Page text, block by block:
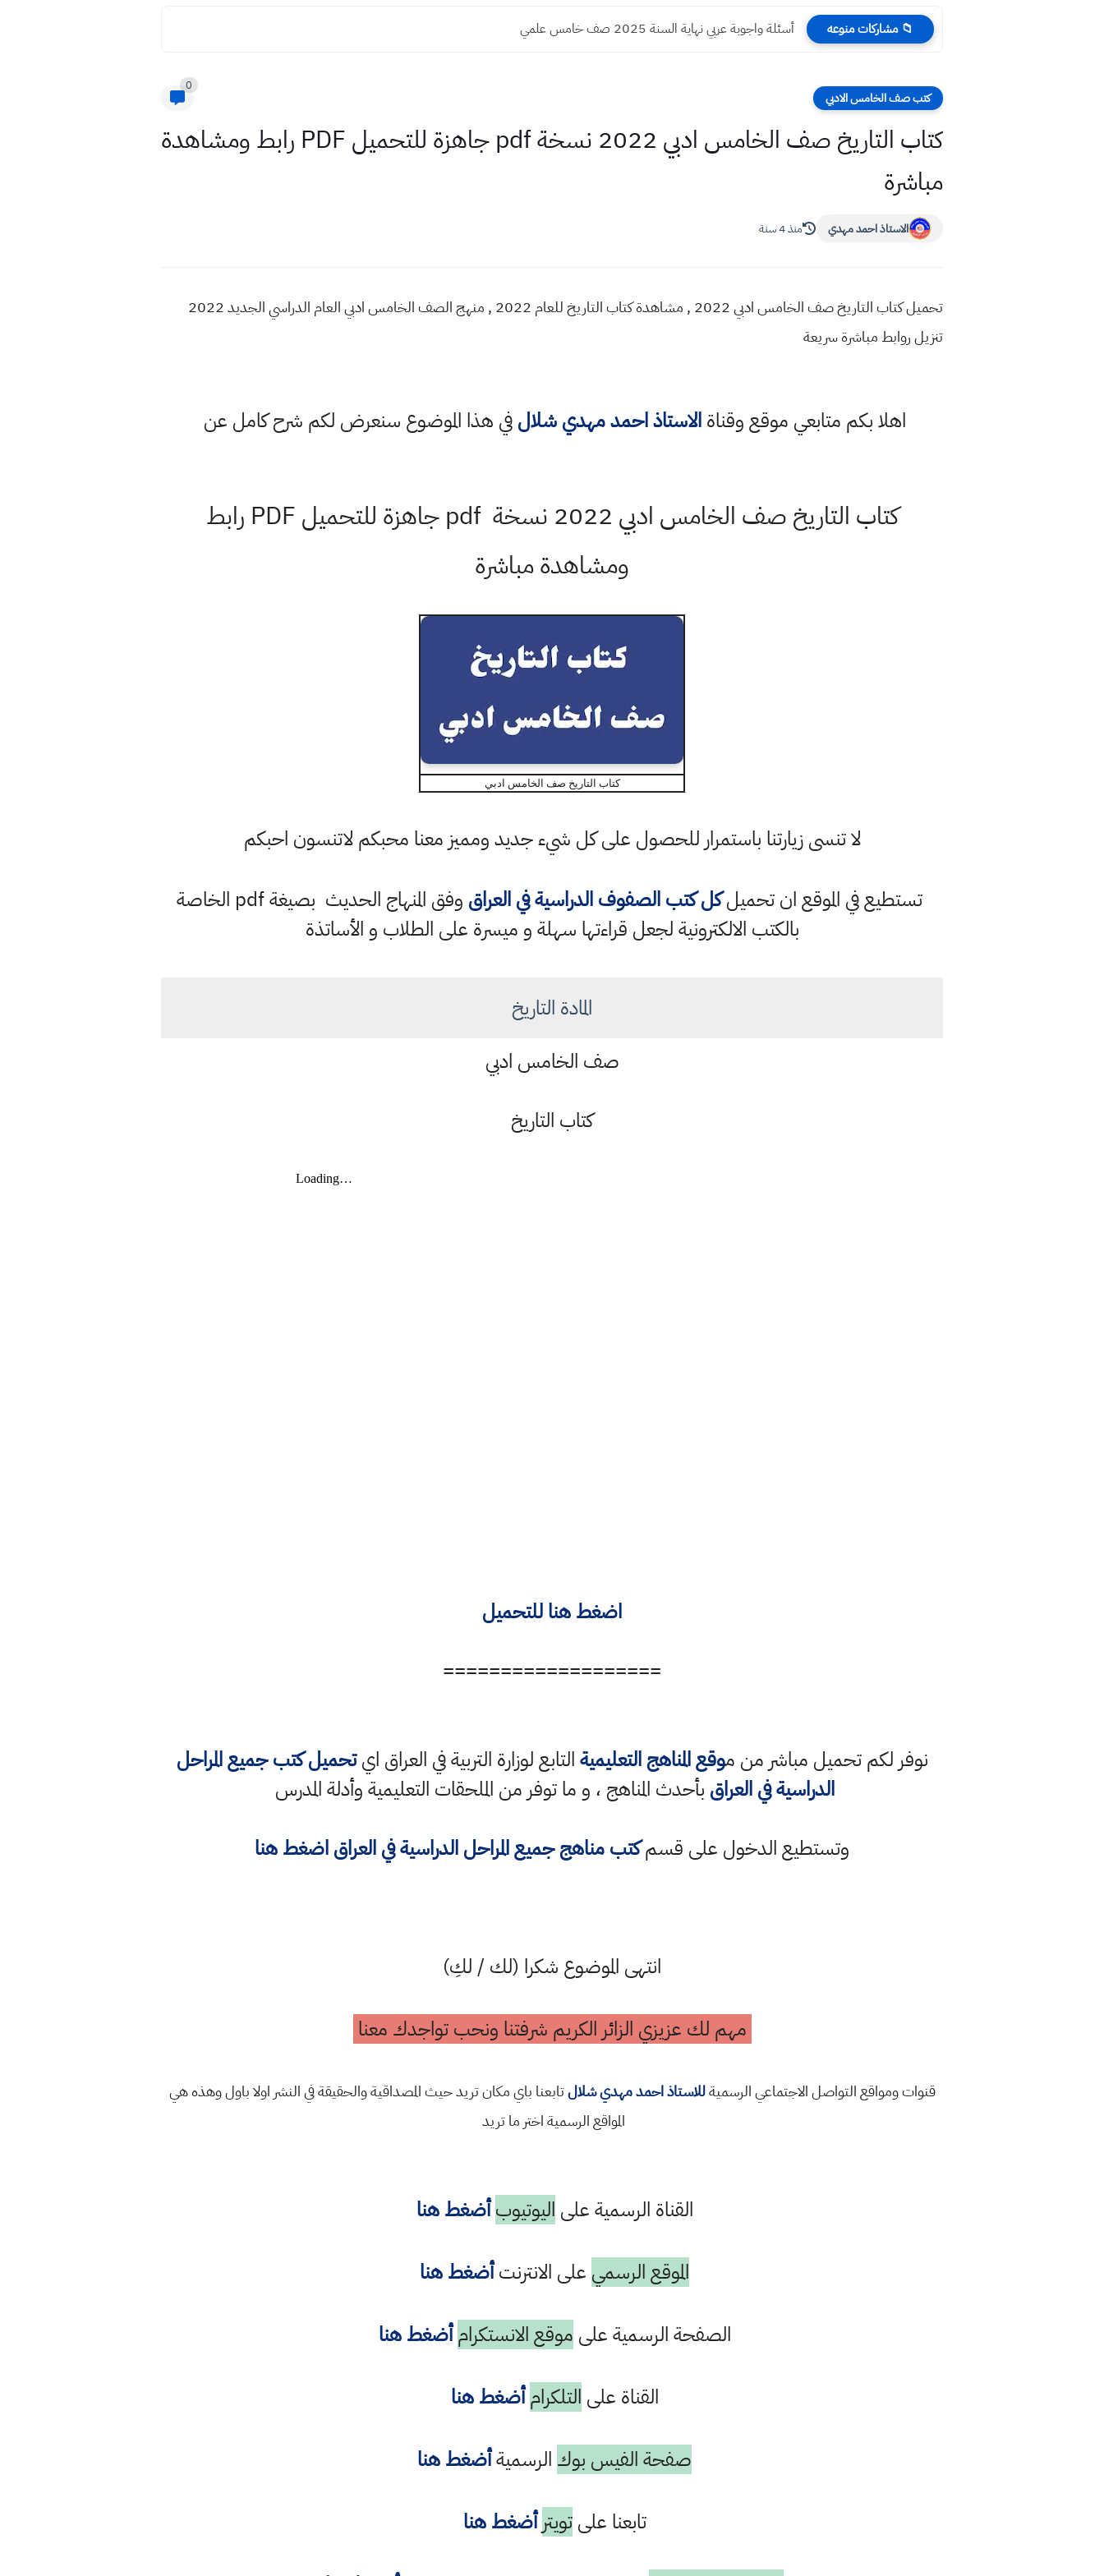
📁 مشاركات منوعه أسئلة واجوبة عربي نهاية السنة 2025 صف خامس علمي
كتب صف الخامس الادبي
0
كتاب التاريخ صف الخامس ادبي 2022 نسخة pdf جاهزة للتحميل PDF رابط ومشاهدة
مباشرة
الاستاذ احمد مهدي منذ 4 سنة
تحميل كتاب التاريخ صف الخامس ادبي 2022 , مشاهدة كتاب التاريخ للعام 2022 , منهج الصف الخامس ادبي العام الدراسي الجديد 2022
تنزيل روابط مباشرة سريعة
اهلا بكم متابعي موقع وقناةالاستاذ احمد مهدي شلالفي هذا الموضوع سنعرض لكم شرح كامل عن
كتاب التاريخ صف الخامس ادبي 2022 نسخة pdf جاهزة للتحميل PDF رابط
ومشاهدة مباشرة
كتاب التاريخ صف الخامس ادبي
لا تنسى زيارتنا باستمرار للحصول على كل شيء جديد ومميز معنا محبكم لاتنسون احبكم
تستطيع في الموقع ان تحميلكل كتب الصفوف الدراسية في العراق
وفق المنهاج الحديث بصيغة pdf الخاصة
بالكتب الالكترونية لجعل قراءتها سهلة و ميسرة على الطلاب و الأساتذة
المادة التاريخ
صف الخامس ادبي
كتاب التاريخ
اضغط هنا للتحميل
===================
نوفر لكم تحميل مباشر من موقع المناهج التعليميةالتابع لوزارة التربية في العراق ايتحميل كتب جميع المراحل
الدراسية في العراق بأحدث المناهج ، و ما توفر من الملحقات التعليمية وأدلة المدرس
وتستطيع الدخول على قسمكتب مناهج جميع المراحل الدراسية في العراق اضغط هنا
انتهى الموضوع شكرا (لك / لكِ)
مهم لك عزيزي الزائر الكريم شرفتنا ونحب تواجدك معنا
قنوات ومواقع التواصل الاجتماعي الرسميةللاستاذ احمد مهدي شلالتابعنا باي مكان تريد حيث المصداقية والحقيقة في النشر اولا باول وهذه هي
المواقع الرسمية اختر ما تريد
القناة الرسمية على اليوتيوب أضغط هنا
الموقع الرسمي على الانترنتأضغط هنا
الصفحة الرسمية على موقع الانستكرام أضغط هنا
القناة على التلكرام أضغط هنا
صفحة الفيس بوك الرسميةأضغط هنا
تابعنا علىتويتر أضغط هنا